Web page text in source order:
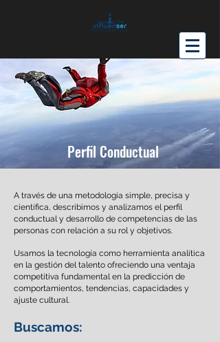
Perfil Conductual
A través de una metodología simple, precisa y
científica, describimos y analizamos el perfil
conductual y desarrollo de competencias de las
personas con relación a su rol y objetivos.
Usamos la tecnología como herramienta analítica
en la gestión del talento ofreciendo una ventaja
competitiva fundamental en la predicción de
comportamientos, tendencias, capacidades y
ajuste cultural.
Buscamos: